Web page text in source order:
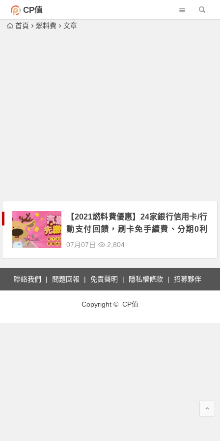
CP值
首頁 燃料費 文章
【2021燃料費優惠】24家銀行信用卡/行
動支付回饋，刷卡免手續費、分期0利
率！LINE Pay Money/橘子支付/街口/嗶
07月07日 2,804
聯絡我們 問題回報 免責聲明 隱私權條款 招募夥伴
Copyright © CP值